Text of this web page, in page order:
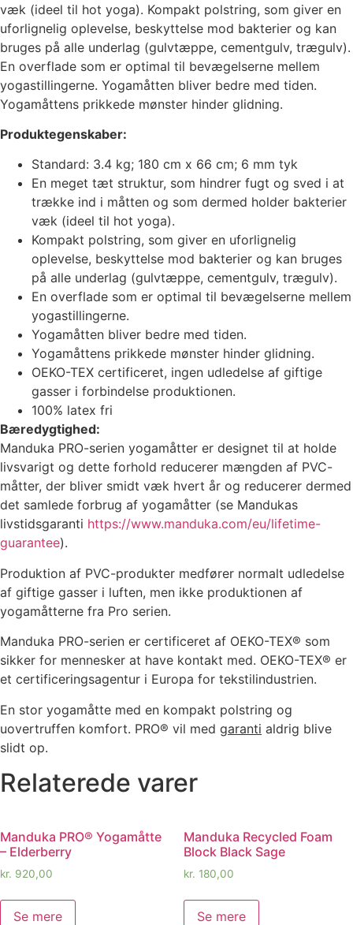
væk (ideel til hot yoga). Kompakt polstring, som giver en
uforlignelig oplevelse, beskyttelse mod bakterier og kan
bruges på alle underlag (gulvtæppe, cementgulv, trægulv).
En overflade som er optimal til bevægelserne mellem
yogastillingerne. Yogamåtten bliver bedre med tiden.
Yogamåttens prikkede mønster hinder glidning.
Produktegenskaber:
Standard: 3.4 kg; 180 cm x 66 cm; 6 mm tyk
En meget tæt struktur, som hindrer fugt og sved i at
trække ind i måtten og som dermed holder bakterier
væk (ideel til hot yoga).
Kompakt polstring, som giver en uforlignelig
oplevelse, beskyttelse mod bakterier og kan bruges
på alle underlag (gulvtæppe, cementgulv, trægulv).
En overflade som er optimal til bevægelserne mellem
yogastillingerne.
Yogamåtten bliver bedre med tiden.
Yogamåttens prikkede mønster hinder glidning.
OEKO-TEX certificeret, ingen udledelse af giftige
gasser i forbindelse produktionen.
100% latex fri
Bæredygtighed:
Manduka PRO-serien yogamåtter er designet til at holde
livsvarigt og dette forhold reducerer mængden af PVC-
måtter, der bliver smidt væk hvert år og reducerer dermed
det samlede forbrug af yogamåtter (se Mandukas
livstidsgaranti https://www.manduka.com/eu/lifetime-
guarantee).
Produktion af PVC-produkter medfører normalt udledelse
af giftige gasser i luften, men ikke produktionen af
yogamåtterne fra Pro serien.
Manduka PRO-serien er certificeret af OEKO-TEX® som
sikker for mennesker at have kontakt med. OEKO-TEX® er
et certificeringsagentur i Europa for tekstilindustrien.
En stor yogamåtte med en kompakt polstring og
uovertruffen komfort. PRO® vil med garanti aldrig blive
slidt op.
Relaterede varer
Manduka PRO® Yogamåtte
– Elderberry
kr. 920,00
Se mere
Manduka Recycled Foam
Block Black Sage
kr. 180,00
Se mere